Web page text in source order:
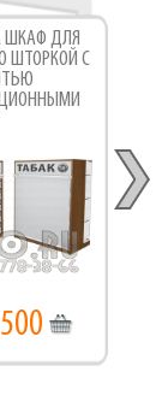
ШКАФ ДЛЯ
ШТОРКОЙ С